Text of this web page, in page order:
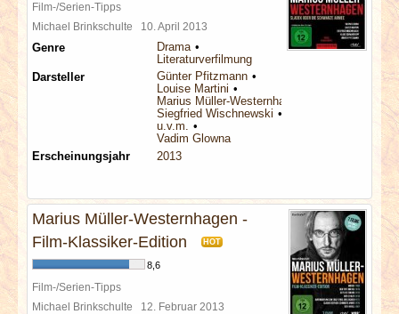
REDAKTION
Film-/Serien-Tipps
Michael Brinkschulte 10. April 2013
Genre
Drama
Literaturverfilmung
Darsteller
Günter Pfitzmann
Louise Martini
Marius Müller-Westernhagen
Siegfried Wischnewski
u.v.m.
Vadim Glowna
Erscheinungsjahr
2013
Marius Müller-Westernhagen -
Film-Klassiker-Edition
HOT
8,6
Film-/Serien-Tipps
Michael Brinkschulte 12. Februar 2013